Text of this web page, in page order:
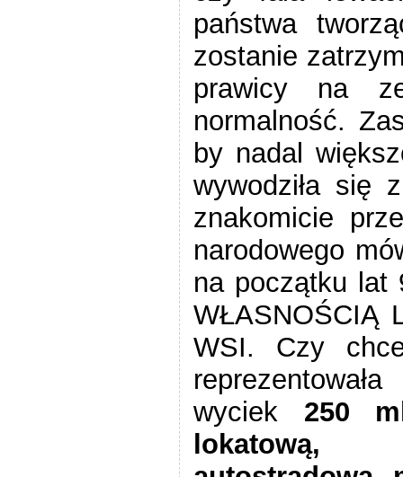
państwa
zostanie
prawicy na
normalność.
by nadal
wywodziła się
znakomicie
narodowego
na początku lat
WŁASNOŚCIĄ
WSI. Czy
wyciek 250
lokatową,